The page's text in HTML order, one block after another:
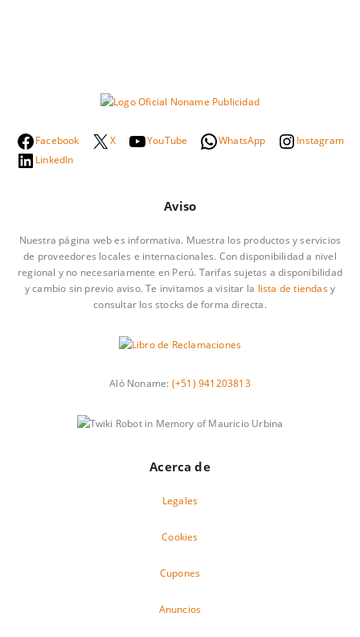
Facebook X YouTube WhatsApp
Instagram
LinkedIn
Aviso
Nuestra página web es informativa. Muestra los productos y servicios
de proveedores locales e internacionales. Con disponibilidad a nivel
regional y no necesariamente en Perú. Tarifas sujetas a disponibilidad
y cambio sin previo aviso. Te invitamos a visitar la lista de tiendasy
consultar los stocks de forma directa.
Aló Noname: (+51) 941203813
Acerca de
Legales
Cookies
Cupones
Anuncios